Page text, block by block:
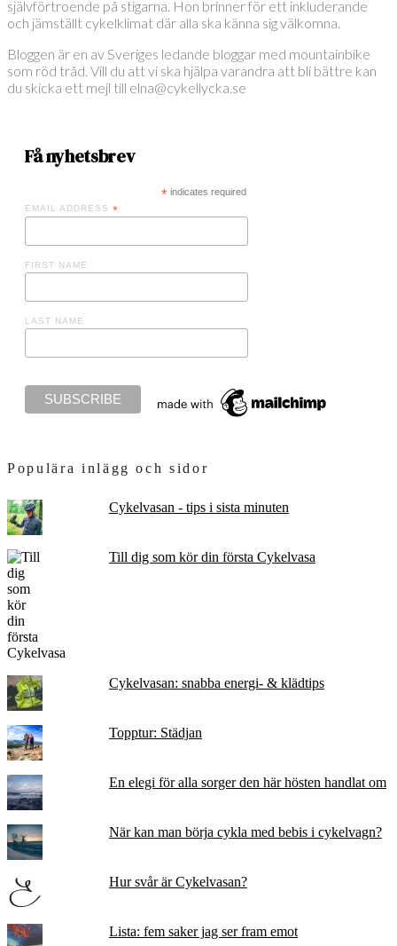
självförtroende på stigarna. Hon brinner för ett inkluderande
och jämställt cykelklimat där alla ska känna sig välkomna.
Bloggen är en av Sveriges ledande bloggar med mountainbike
som röd tråd. Vill du att vi ska hjälpa varandra att bli bättre kan
du skicka ett mejl till elna@cykellycka.se
Få nyhetsbrev
*indicates required
EMAIL ADDRESS *
FIRST NAME
LAST NAME
Populära inlägg och sidor
Cykelvasan - tips i sista minuten
Till dig som kör din första Cykelvasa
Cykelvasan: snabba energi- & klädtips
Topptur: Städjan
En elegi för alla sorger den här hösten handlat om
När kan man börja cykla med bebis i cykelvagn?
Hur svår är Cykelvasan?
Lista: fem saker jag ser fram emot